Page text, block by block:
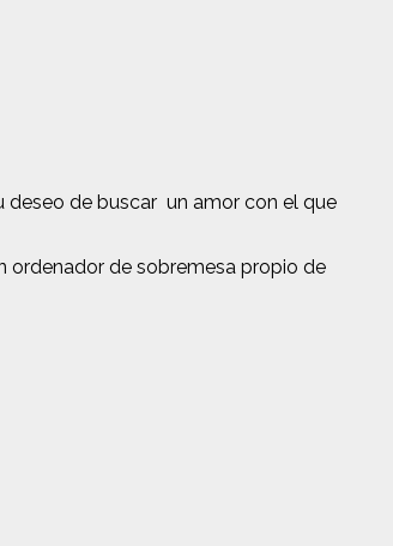
deseo de buscar un amor con el que
ordenador de sobremesa propio de